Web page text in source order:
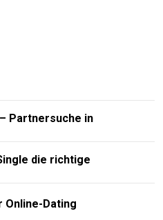
Partnersuche in
die richtige
Dating